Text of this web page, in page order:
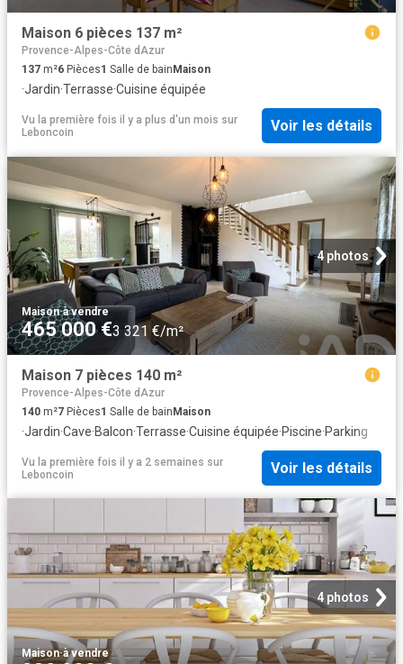
Maison 6 pièces 137 m²
Provence-Alpes-Côte dAzur
137 m²6 Pièces1 Salle de bain Maison
·Jardin·Terrasse·Cuisine équipée
Vu la première fois il y a plus d'un mois sur
Leboncoin
Voir les détails
4 photos
Maison·à vendre
465 000 €3 321 €/m²
Maison 7 pièces 140 m²
Provence-Alpes-Côte dAzur
140 m²7 Pièces1 Salle de bainMaison
·Jardin·Cave·Balcon·Terrasse·Cuisine équipée·Piscine·Parking
Vu la première fois il y a 2 semaines sur
Leboncoin
Voir les détails
4 photos
Maison·à vendre